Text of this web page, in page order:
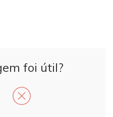
foi útil?